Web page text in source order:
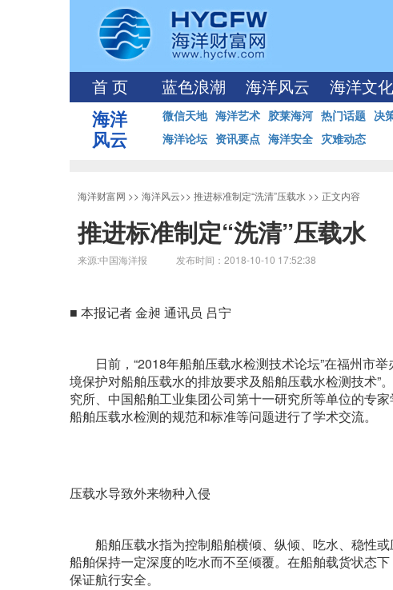
首 页 蓝色浪潮 海洋风云 海洋文化
海洋
风云
微信天地 海洋艺术 胶莱海河 热门话题 决
海洋论坛 资讯要点 海洋安全 灾难动态
海洋财富网 >> 海洋风云>> 推进标准制定“洗清”压载水 >> 正文内容
推进标准制定“洗清”压载水
来源:中国海洋报 发布时间：2018-10-10 17:52:38
■ 本报记者 金昶 通讯员 吕宁
日前，“2018年船舶压载水检测技术论坛”在福州市举
境保护对船舶压载水的排放要求及船舶压载水检测技术
究所、中国船舶工业集团公司第十一研究所等单位的专
船舶压载水检测的规范和标准等问题进行了学术交流。
压载水导致外来物种入侵
船舶压载水指为控制船舶横倾、纵倾、吃水、稳性或
船舶保持一定深度的吃水而不至倾覆。在船舶载货状态
保证航行安全。